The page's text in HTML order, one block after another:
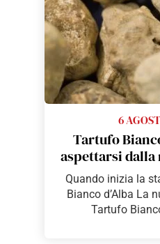
6
Tartufo
aspettarsi dalla
Quando inizia la
Bianco d’Alba La
Tartufo